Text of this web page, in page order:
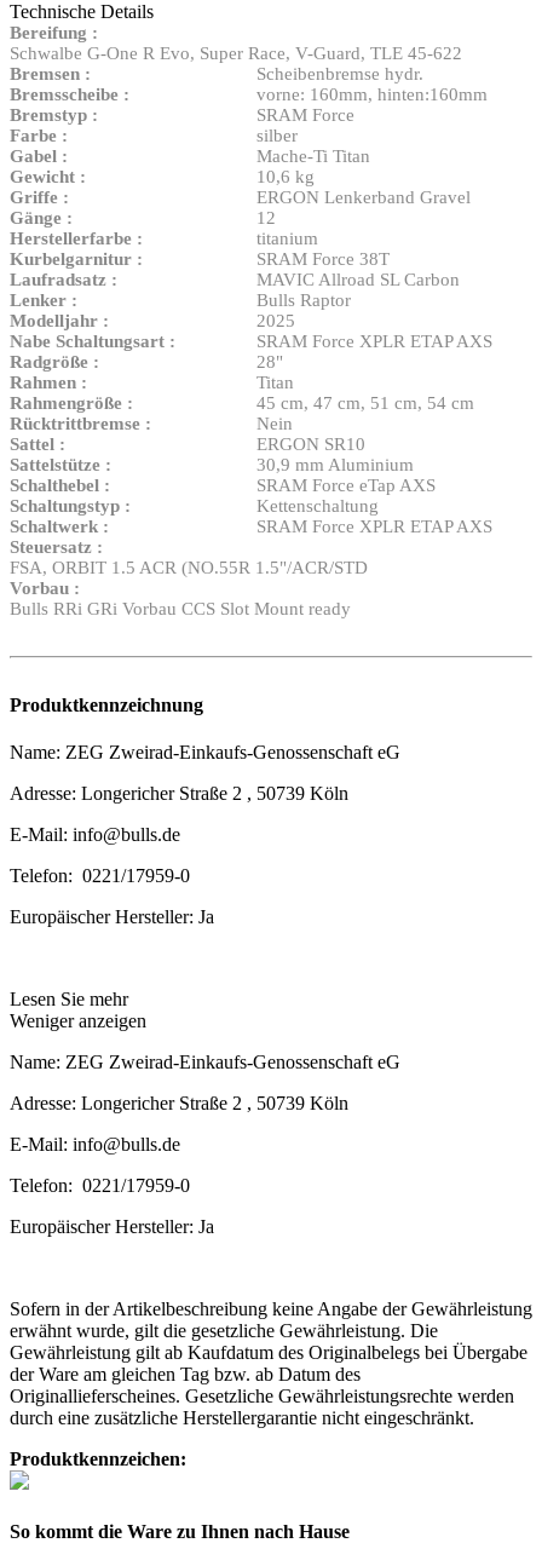
Technische Details
Bereifung :
Schwalbe G-One R Evo, Super Race, V-Guard, TLE 45-622
Bremsen :
Scheibenbremse hydr.
Bremsscheibe :
vorne: 160mm, hinten:160mm
Bremstyp :
SRAM Force
Farbe :
silber
Gabel :
Mache-Ti Titan
Gewicht :
10,6 kg
Griffe :
ERGON Lenkerband Gravel
Gänge :
12
Herstellerfarbe :
titanium
Kurbelgarnitur :
SRAM Force 38T
Laufradsatz :
MAVIC Allroad SL Carbon
Lenker :
Bulls Raptor
Modelljahr :
2025
Nabe Schaltungsart :
SRAM Force XPLR ETAP AXS
Radgröße :
28"
Rahmen :
Titan
Rahmengröße :
45 cm, 47 cm, 51 cm, 54 cm
Rücktrittbremse :
Nein
Sattel :
ERGON SR10
Sattelstütze :
30,9 mm Aluminium
Schalthebel :
SRAM Force eTap AXS
Schaltungstyp :
Kettenschaltung
Schaltwerk :
SRAM Force XPLR ETAP AXS
Steuersatz :
FSA, ORBIT 1.5 ACR (NO.55R 1.5"/ACR/STD
Vorbau :
Bulls RRi GRi Vorbau CCS Slot Mount ready
Produktkennzeichnung
Name: ZEG Zweirad-Einkaufs-Genossenschaft eG
Adresse: Longericher Straße 2 , 50739 Köln
E-Mail: info@bulls.de
Telefon: 0221/17959-0
Europäischer Hersteller: Ja
Lesen Sie mehr
Weniger anzeigen
Name: ZEG Zweirad-Einkaufs-Genossenschaft eG
Adresse: Longericher Straße 2 , 50739 Köln
E-Mail: info@bulls.de
Telefon: 0221/17959-0
Europäischer Hersteller: Ja
Sofern in der Artikelbeschreibung keine Angabe der Gewährleistung
erwähnt wurde, gilt die gesetzliche Gewährleistung. Die
Gewährleistung gilt ab Kaufdatum des Originalbelegs bei Übergabe
der Ware am gleichen Tag bzw. ab Datum des
Originallieferscheines. Gesetzliche Gewährleistungsrechte werden
durch eine zusätzliche Herstellergarantie nicht eingeschränkt.
Produktkennzeichen:
So kommt die Ware zu Ihnen nach Hause